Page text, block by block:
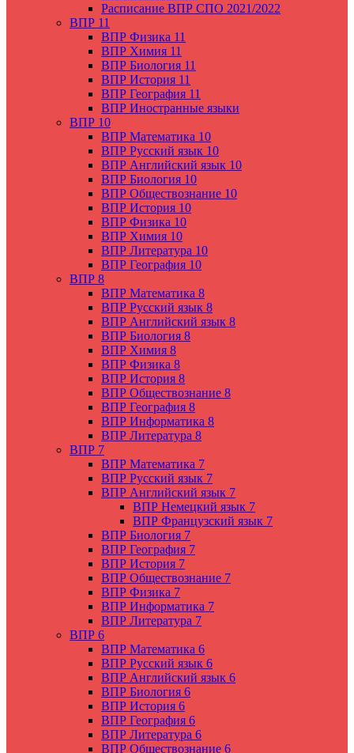
Расписание ВПР СПО 2021/2022
ВПР 11
ВПР Физика 11
ВПР Химия 11
ВПР Биология 11
ВПР История 11
ВПР География 11
ВПР Иностранные языки
ВПР 10
ВПР Математика 10
ВПР Русский язык 10
ВПР Английский язык 10
ВПР Биология 10
ВПР Обществознание 10
ВПР История 10
ВПР Физика 10
ВПР Химия 10
ВПР Литература 10
ВПР География 10
ВПР 8
ВПР Математика 8
ВПР Русский язык 8
ВПР Английский язык 8
ВПР Биология 8
ВПР Химия 8
ВПР Физика 8
ВПР История 8
ВПР Обществознание 8
ВПР География 8
ВПР Информатика 8
ВПР Литература 8
ВПР 7
ВПР Математика 7
ВПР Русский язык 7
ВПР Английский язык 7
ВПР Немецкий язык 7
ВПР Французский язык 7
ВПР Биология 7
ВПР География 7
ВПР История 7
ВПР Обществознание 7
ВПР Физика 7
ВПР Информатика 7
ВПР Литература 7
ВПР 6
ВПР Математика 6
ВПР Русский язык 6
ВПР Английский язык 6
ВПР Биология 6
ВПР История 6
ВПР География 6
ВПР Литература 6
ВПР Обществознание 6